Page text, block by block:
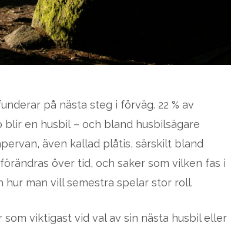
på nästa steg i förväg. 22 % av
en husbil – och bland husbilsägare
även kallad plåtis, särskilt bland
över tid, och saker som vilken fas i
hur man vill semestra spelar stor roll.
viktigast vid val av sin nästa husbil eller